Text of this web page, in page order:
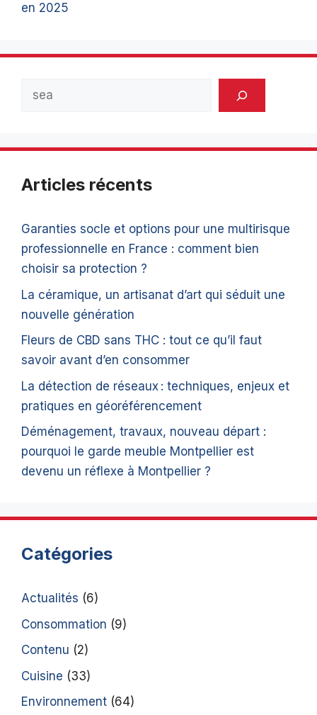
en 2025
Articles récents
Garanties socle et options pour une multirisque
professionnelle en France : comment bien
choisir sa protection ?
La céramique, un artisanat d’art qui séduit une
nouvelle génération
Fleurs de CBD sans THC : tout ce qu’il faut
savoir avant d’en consommer
La détection de réseaux : techniques, enjeux et
pratiques en géoréférencement
Déménagement, travaux, nouveau départ :
pourquoi le garde meuble Montpellier est
devenu un réflexe à Montpellier ?
Catégories
Actualités (6)
Consommation (9)
Contenu (2)
Cuisine (33)
Environnement (64)